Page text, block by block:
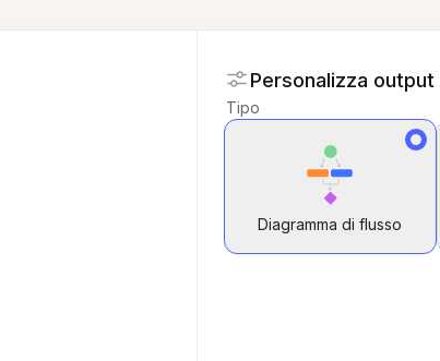
Personalizza output
Tipo
Diagramma di flusso